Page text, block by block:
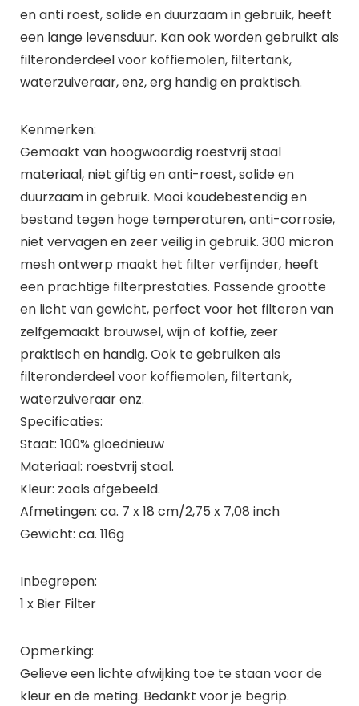
en anti roest, solide en duurzaam in gebruik, heeft
een lange levensduur. Kan ook worden gebruikt als
filteronderdeel voor koffiemolen, filtertank,
waterzuiveraar, enz, erg handig en praktisch.
Kenmerken:
Gemaakt van hoogwaardig roestvrij staal
materiaal, niet giftig en anti-roest, solide en
duurzaam in gebruik. Mooi koudebestendig en
bestand tegen hoge temperaturen, anti-corrosie,
niet vervagen en zeer veilig in gebruik. 300 micron
mesh ontwerp maakt het filter verfijnder, heeft
een prachtige filterprestaties. Passende grootte
en licht van gewicht, perfect voor het filteren van
zelfgemaakt brouwsel, wijn of koffie, zeer
praktisch en handig. Ook te gebruiken als
filteronderdeel voor koffiemolen, filtertank,
waterzuiveraar enz.
Specificaties:
Staat: 100% gloednieuw
Materiaal: roestvrij staal.
Kleur: zoals afgebeeld.
Afmetingen: ca. 7 x 18 cm/2,75 x 7,08 inch
Gewicht: ca. 116g
Inbegrepen:
1 x Bier Filter
Opmerking:
Gelieve een lichte afwijking toe te staan voor de
kleur en de meting. Bedankt voor je begrip.